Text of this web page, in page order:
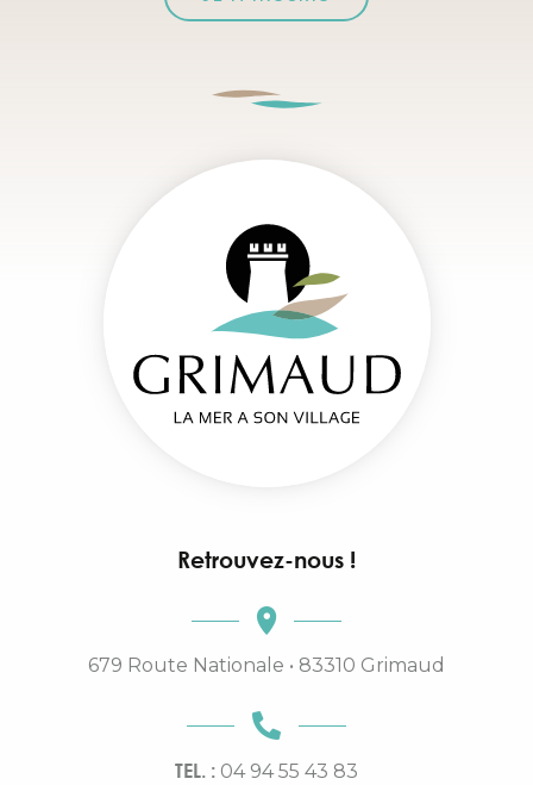
Retrouvez-nous !
679 Route Nationale • 83310 Grimaud
TEL. : 04 94 55 43 83